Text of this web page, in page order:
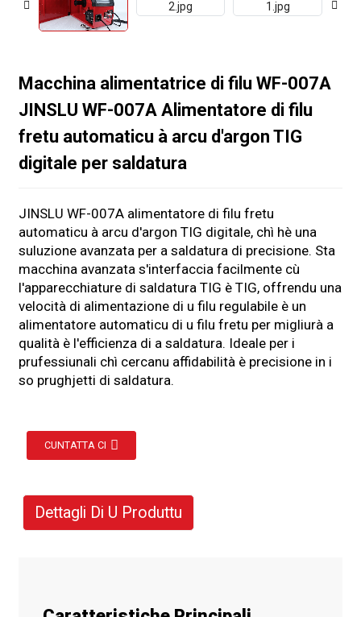
Macchina alimentatrice di filu WF-007A
JINSLU WF-007A Alimentatore di filu
fretu automaticu à arcu d'argon TIG
digitale per saldatura
JINSLU WF-007A alimentatore di filu fretu
automaticu à arcu d'argon TIG digitale, chì hè una
suluzione avanzata per a saldatura di precisione. Sta
macchina avanzata s'interfaccia facilmente cù
l'apparecchiature di saldatura TIG è TIG, offrendu una
velocità di alimentazione di u filu regulabile è un
alimentatore automaticu di u filu fretu per migliurà a
qualità è l'efficienza di a saldatura. Ideale per i
prufessiunali chì cercanu affidabilità è precisione in i
so prughjetti di saldatura.
CUNTATTA CI
Dettagli Di U Produttu